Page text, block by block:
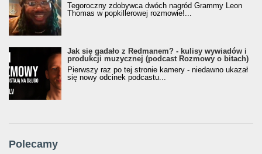
Tegoroczny zdobywca dwóch nagród Grammy Leon
Thomas w popkillerowej rozmowie!...
Jak się gadało z Redmanem? - kulisy wywiadów i
produkcji muzycznej (podcast Rozmowy o bitach)
Pierwszy raz po tej stronie kamery - niedawno ukazał
się nowy odcinek podcastu...
Polecamy